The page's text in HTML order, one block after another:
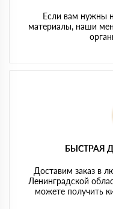
Если вам нужны
материалы, наши
БЫСТРАЯ
Доставим заказ в
Ленинградской
можете получить